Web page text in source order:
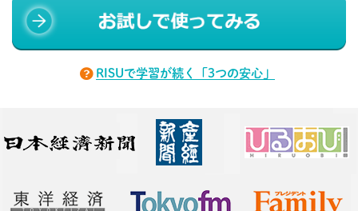
RISUで学習が続く「3つの安心」